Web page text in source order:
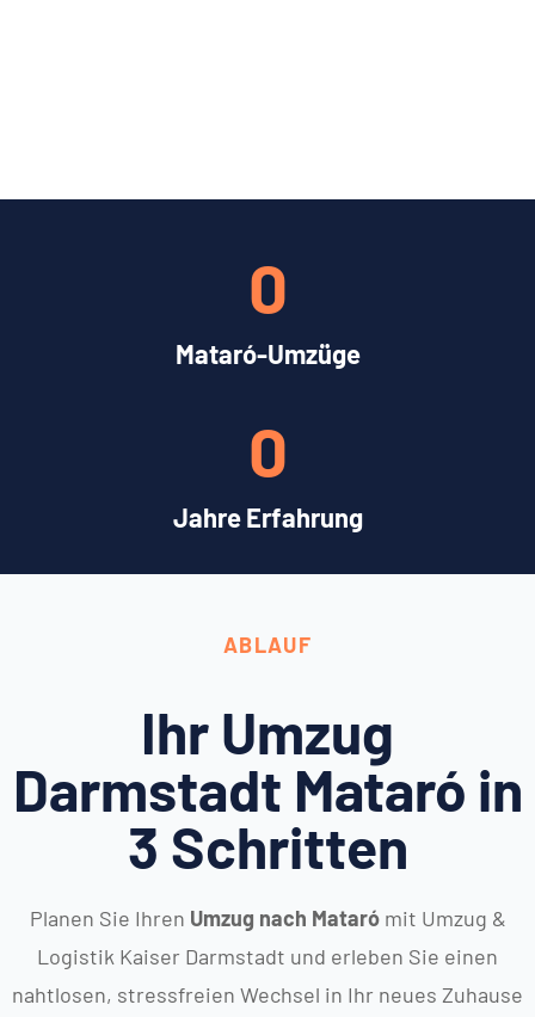
Mataró-Umzüge
0
Jahre Erfahrung
0
ABLAUF
Ihr Umzug
Darmstadt Mataró in
3 Schritten
Planen Sie Ihren Umzug nach Matarómit Umzug &
Logistik Kaiser Darmstadt und erleben Sie einen
nahtlosen, stressfreien Wechsel in Ihr neues Zuhause